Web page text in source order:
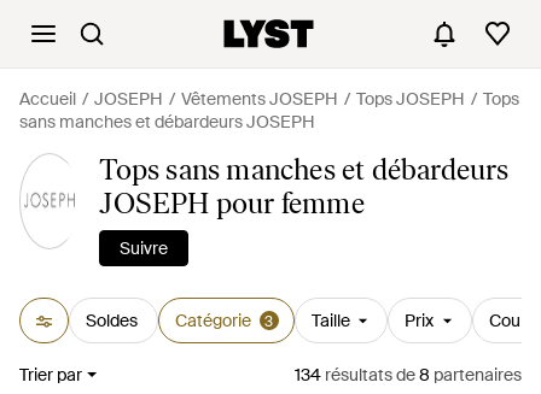
Accueil JOSEPH Vêtements JOSEPH Tops JOSEPH
Tops
sans manches et débardeurs JOSEPH
Tops sans manches et débardeurs
JOSEPH pour femme
Suivre
Soldes Catégorie 3 Taille Prix
Trier par 134 résultatsde8 partenaires